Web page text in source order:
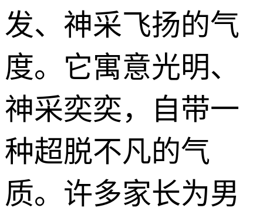
发、神采飞扬的气
度。它寓意光明、
神采奕奕，自带一
种超脱不凡的气
质。许多家长为男